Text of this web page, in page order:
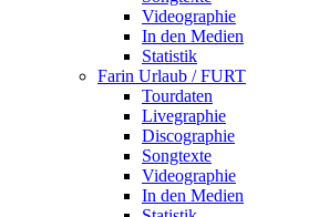
Videographie
In den Medien
Statistik
Farin Urlaub / FURT
Tourdaten
Livegraphie
Discographie
Songtexte
Videographie
In den Medien